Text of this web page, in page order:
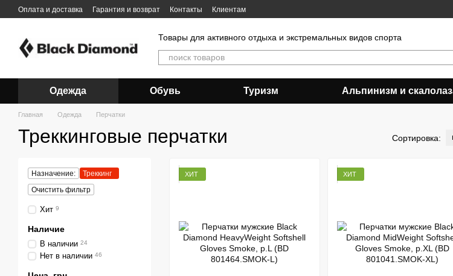
Перейти к основному контенту
Оплата и доставка Гарантия и возврат Контакты Клиентам
Товары для активного отдыха и экстремальных видов спорта
Одежда Обувь Туризм Альпинизм и
Главная Одежда Перчатки
Треккинговые перчатки Сортировка:
ХИТ ХИТ
Назначение:
Треккинг
Очистить фильтр
Хит 9
Наличие
В наличии 24
Нет в наличии 46